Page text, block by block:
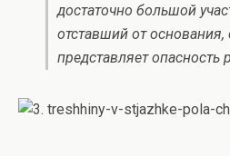
достаточно большой
отставший от основания,
представляет